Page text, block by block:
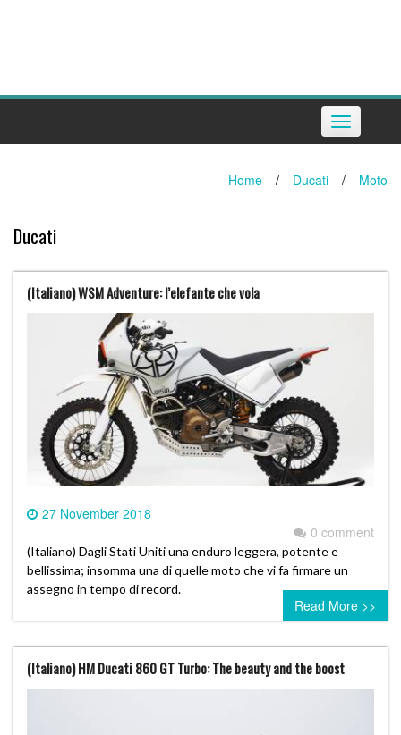
Toggle
navigation
Home / Ducati / Moto
Ducati
(Italiano) WSM Adventure: l’elefante che vola
27 November 2018
0 comment
(Italiano) Dagli Stati Uniti una enduro leggera, potente e
bellissima; insomma una di quelle moto che vi fa firmare un
assegno in tempo di record.
Read More >>
(Italiano) HM Ducati 860 GT Turbo: The beauty and the boost